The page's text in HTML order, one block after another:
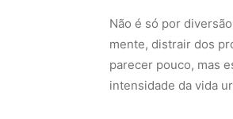
Não é só por
mente, distrair dos
parecer pouco, mas
intensidade da vida